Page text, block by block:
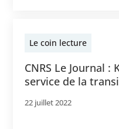
Le coin lecture
CNRS Le Journal
service de la
22 juillet 2022